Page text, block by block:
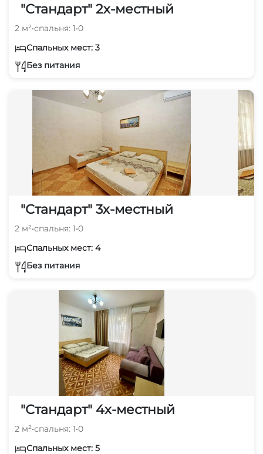
"Стандарт" 2х-местный
2 м²•спальня: 1•0
Спальных мест: 3
Без питания
"Стандарт" 3х-местный
2 м²•спальня: 1•0
Спальных мест: 4
Без питания
"Стандарт" 4х-местный
2 м²•спальня: 1•0
Спальных мест: 5